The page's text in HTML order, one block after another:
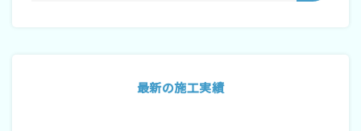
最新の施工実績